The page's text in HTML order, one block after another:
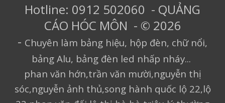
Hotline: 0912 502060 - QUẢNG
CÁO HÓC MÔN - © 2026
- Chuyên làm bảng hiệu, hộp đèn, chữ nổi,
bảng Alu, bảng đèn led nhấp nháy...
phan văn hớn,trần văn mười,nguyễn thị
sóc,nguyễn ảnh thủ,song hành quốc lộ 22,lộ